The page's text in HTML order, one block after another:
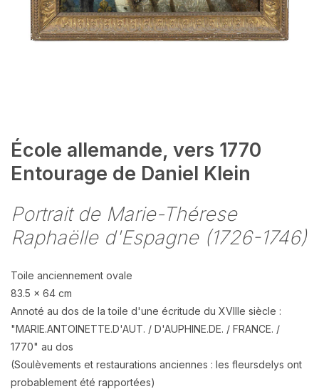
École allemande, vers 1770
Entourage de Daniel Klein
Portrait de Marie-Thérese
Raphaëlle d'Espagne (1726-1746)
Toile anciennement ovale
83.5 x 64 cm
Annoté au dos de la toile d'une écritude du XVIIIe siècle :
"MARIE.ANTOINETTE.D'AUT. / D'AUPHINE.DE. / FRANCE. /
1770" au dos
(Soulèvements et restaurations anciennes : les fleursdelys ont
probablement été rapportées)